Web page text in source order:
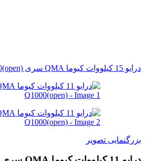
درایو 15 کیلووات کیوما QMA سری Q1000(open)
بزرگنمایی تصویر